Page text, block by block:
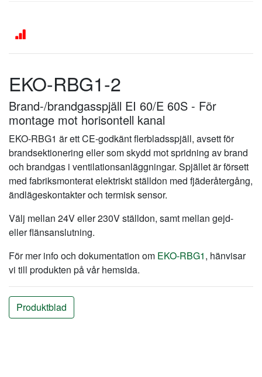
EKO-RBG1-2
Brand-/brandgasspjäll EI 60/E 60S - För
montage mot horisontell kanal
EKO-RBG1 är ett CE-godkänt flerbladsspjäll, avsett för
brandsektionering eller som skydd mot spridning av brand
och brandgas i ventilationsanläggningar. Spjället är försett
med fabriksmonterat elektriskt ställdon med fjäderåtergång,
ändlägeskontakter och termisk sensor.
Välj mellan 24V eller 230V ställdon, samt mellan gejd-
eller flänsanslutning.
För mer info och dokumentation om EKO-RBG1, hänvisar
vi till produkten på vår hemsida.
Produktblad